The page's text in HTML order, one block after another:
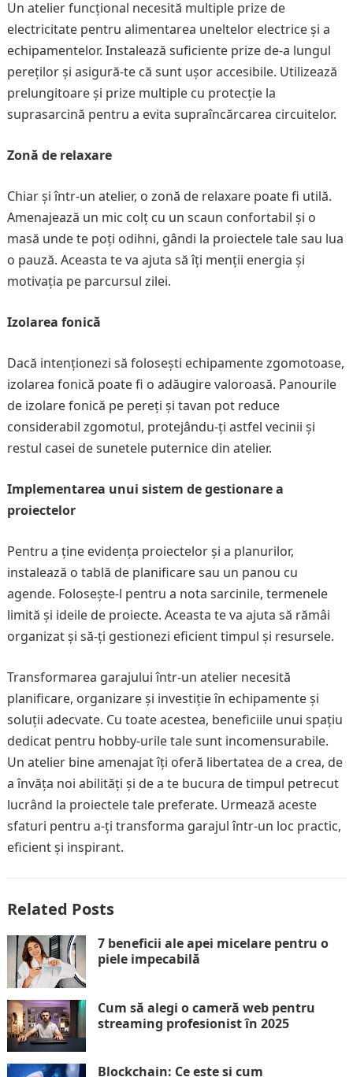
Un atelier funcțional necesită multiple prize de
electricitate pentru alimentarea uneltelor electrice și a
echipamentelor. Instalează suficiente prize de-a lungul
pereților și asigură-te că sunt ușor accesibile. Utilizează
prelungitoare și prize multiple cu protecție la
suprasarcină pentru a evita supraîncărcarea circuitelor.
Zonă de relaxare
Chiar și într-un atelier, o zonă de relaxare poate fi utilă.
Amenajează un mic colț cu un scaun confortabil și o
masă unde te poți odihni, gândi la proiectele tale sau lua
o pauză. Aceasta te va ajuta să îți menții energia și
motivația pe parcursul zilei.
Izolarea fonică
Dacă intenționezi să folosești echipamente zgomotoase,
izolarea fonică poate fi o adăugire valoroasă. Panourile
de izolare fonică pe pereți și tavan pot reduce
considerabil zgomotul, protejându-ți astfel vecinii și
restul casei de sunetele puternice din atelier.
Implementarea unui sistem de gestionare a
proiectelor
Pentru a ține evidența proiectelor și a planurilor,
instalează o tablă de planificare sau un panou cu
agende. Folosește-l pentru a nota sarcinile, termenele
limită și ideile de proiecte. Aceasta te va ajuta să rămâi
organizat și să-ți gestionezi eficient timpul și resursele.
Transformarea garajului într-un atelier necesită
planificare, organizare și investiție în echipamente și
soluții adecvate. Cu toate acestea, beneficiile unui spațiu
dedicat pentru hobby-urile tale sunt incomensurabile.
Un atelier bine amenajat îți oferă libertatea de a crea, de
a învăța noi abilități și de a te bucura de timpul petrecut
lucrând la proiectele tale preferate. Urmează aceste
sfaturi pentru a-ți transforma garajul într-un loc practic,
eficient și inspirant.
Related Posts
7 beneficii ale apei micelare pentru o
piele impecabilă
Cum să alegi o cameră web pentru
streaming profesionist în 2025
Blockchain: Ce este și cum